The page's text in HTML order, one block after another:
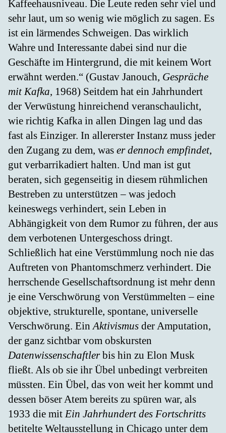
Kaffeehausniveau. Die Leute reden sehr viel und
sehr laut, um so wenig wie möglich zu sagen. Es
ist ein lärmendes Schweigen. Das wirklich
Wahre und Interessante dabei sind nur die
Geschäfte im Hintergrund, die mit keinem Wort
erwähnt werden.“ (Gustav Janouch, Gespräche
mit Kafka, 1968) Seitdem hat ein Jahrhundert
der Verwüstung hinreichend veranschaulicht,
wie richtig Kafka in allen Dingen lag und das
fast als Einziger. In allererster Instanz muss jeder
den Zugang zu dem, was er dennoch empfindet,
gut verbarrikadiert halten. Und man ist gut
beraten, sich gegenseitig in diesem rühmlichen
Bestreben zu unterstützen – was jedoch
keineswegs verhindert, sein Leben in
Abhängigkeit von dem Rumor zu führen, der aus
dem verbotenen Untergeschoss dringt.
Schließlich hat eine Verstümmlung noch nie das
Auftreten von Phantomschmerz verhindert. Die
herrschende Gesellschaftsordnung ist mehr denn
je eine Verschwörung von Verstümmelten – eine
objektive, strukturelle, spontane, universelle
Verschwörung. EinAktivismus der Amputation,
der ganz sichtbar vom obskursten
Datenwissenschaftlerbis hin zu Elon Musk
fließt. Als ob sie ihr Übel unbedingt verbreiten
müssten. Ein Übel, das von weit her kommt und
dessen böser Atem bereits zu spüren war, als
1933 die mitEin Jahrhundert des Fortschritts
betitelte Weltausstellung in Chicago unter dem